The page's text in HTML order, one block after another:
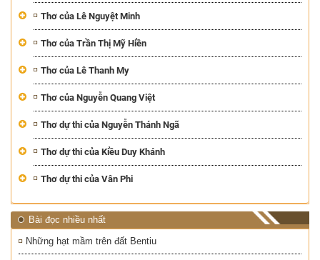
Thơ của Lê Nguyệt Minh
Thơ của Trần Thị Mỹ Hiền
Thơ của Lê Thanh My
Thơ của Nguyễn Quang Việt
Thơ dự thi của Nguyễn Thánh Ngã
Thơ dự thi của Kiều Duy Khánh
Thơ dự thi của Vân Phi
Bài đọc nhiều nhất
Những hạt mầm trên đất Bentiu